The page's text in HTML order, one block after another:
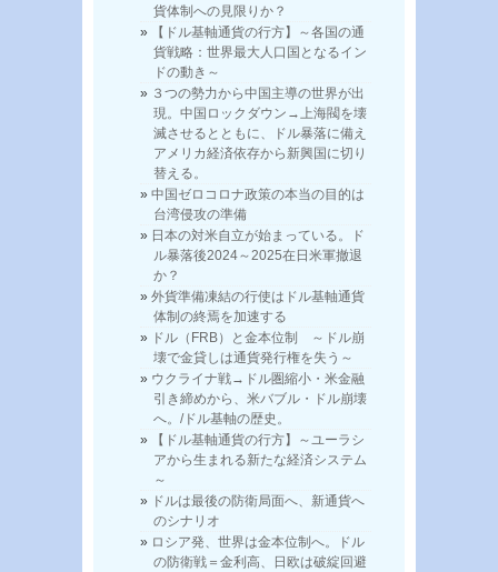
貨体制への見限りか？
【ドル基軸通貨の行方】～各国の通
貨戦略：世界最大人口国となるイン
ドの動き～
３つの勢力から中国主導の世界が出
現。中国ロックダウン→上海閥を壊
滅させるとともに、ドル暴落に備え
アメリカ経済依存から新興国に切り
替える。
中国ゼロコロナ政策の本当の目的は
台湾侵攻の準備
日本の対米自立が始まっている。ド
ル暴落後2024～2025在日米軍撤退
か？
外貨準備凍結の行使はドル基軸通貨
体制の終焉を加速する
ドル（FRB）と金本位制 ～ドル崩
壊で金貸しは通貨発行権を失う～
ウクライナ戦→ドル圏縮小・米金融
引き締めから、米バブル・ドル崩壊
へ。/ドル基軸の歴史。
【ドル基軸通貨の行方】～ユーラシ
アから生まれる新たな経済システム
～
ドルは最後の防衛局面へ、新通貨へ
のシナリオ
ロシア発、世界は金本位制へ。ドル
の防衛戦＝金利高、日欧は破綻回避